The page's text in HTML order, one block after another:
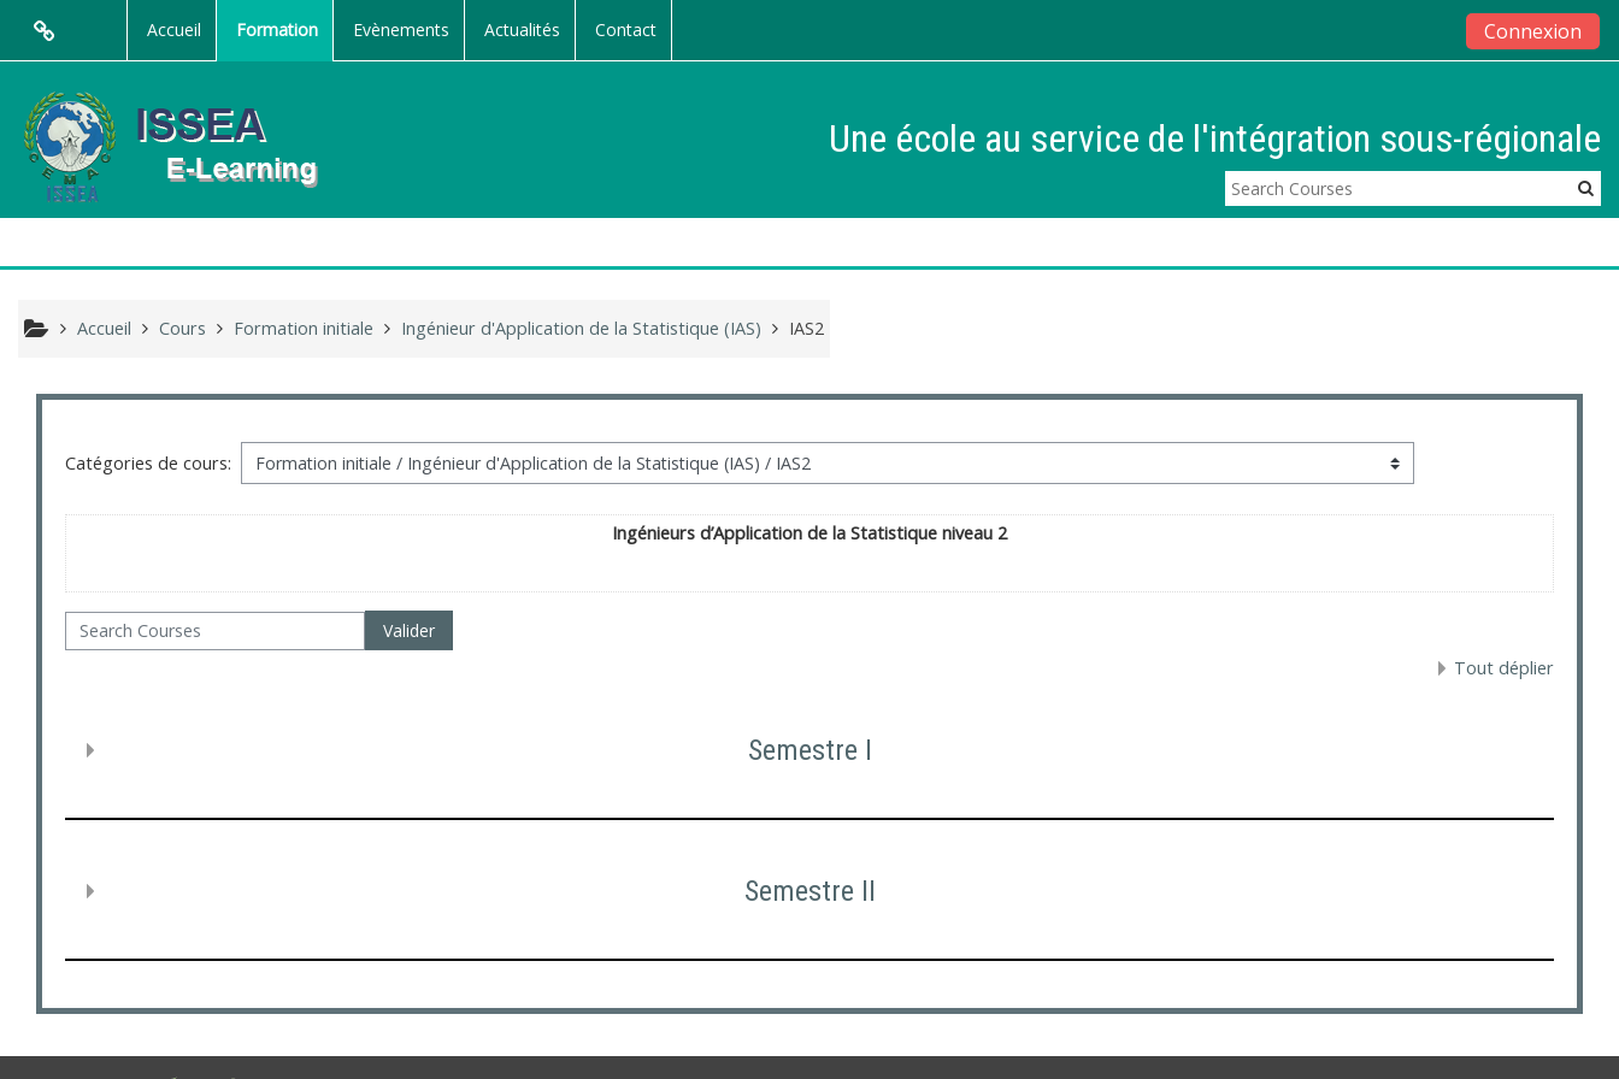
Accueil
Formation Evènements Actualités Contact Connexion
Une école au service de l'intégration sous-régionale
Accueil Cours Formation initiale Ingénieur d'Application de la Statistique (IAS) IAS2
Catégories de cours:
Ingénieurs d’Application de la Statistique niveau 2
Search Courses
Valider
Tout déplier
Semestre I
Semestre II